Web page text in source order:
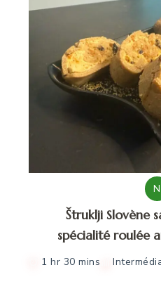
N
Štruklji Slovène
spécialité roulée
1 hr 30 mins